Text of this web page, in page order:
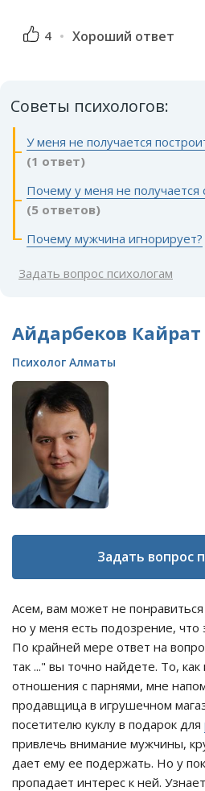
4 Хороший ответ
Советы психологов:
У меня не получается
(1 ответ)
Почему у меня не
(5 ответов)
Почему мужчина игнорирует?
Задать вопрос психологам
Айдарбеков
Психолог Алматы
Задать вопрос
Асем, вам может не
но у меня есть подозрение,
По крайней мере ответ на
так ..." вы точно найдете. То,
отношения с парнями, мне
продавщица в игрушечном
посетителю куклу в подарок для
привлечь внимание мужчины,
дает ему ее подержать. Но у
пропадает интерес к ней.